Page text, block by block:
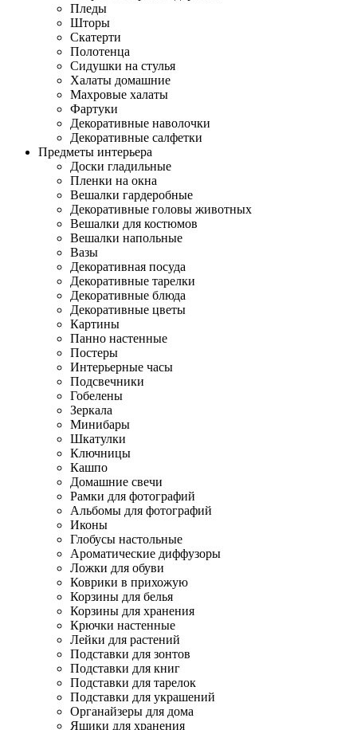
Пледы
Шторы
Скатерти
Полотенца
Сидушки на стулья
Халаты домашние
Махровые халаты
Фартуки
Декоративные наволочки
Декоративные салфетки
Предметы интерьера
Доски гладильные
Пленки на окна
Вешалки гардеробные
Декоративные головы животных
Вешалки для костюмов
Вешалки напольные
Вазы
Декоративная посуда
Декоративные тарелки
Декоративные блюда
Декоративные цветы
Картины
Панно настенные
Постеры
Интерьерные часы
Подсвечники
Гобелены
Зеркала
Минибары
Шкатулки
Ключницы
Кашпо
Домашние свечи
Рамки для фотографий
Альбомы для фотографий
Иконы
Глобусы настольные
Ароматические диффузоры
Ложки для обуви
Коврики в прихожую
Корзины для белья
Корзины для хранения
Крючки настенные
Лейки для растений
Подставки для зонтов
Подставки для книг
Подставки для тарелок
Подставки для украшений
Органайзеры для дома
Ящики для хранения